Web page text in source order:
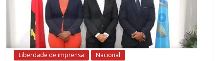
Liberdade de imprensa Nacional